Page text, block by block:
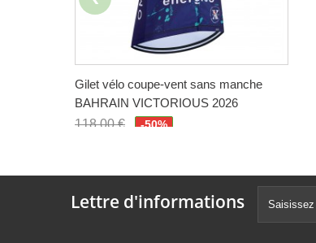
Gilet vélo coupe-vent sans manche
BAHRAIN VICTORIOUS 2026
118,00 €
-50%
Lettre d'informations